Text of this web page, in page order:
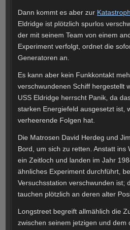
Dann kommt es aber zur
Eldridge ist plötzlich spurlos
der mit seinem Team von einem
Experiment verfolgt, ordnet die
Generatoren an.
Es kann aber kein Funkkontakt
verschwundenen Schiff hergestellt
USS Eldridge herrscht Panik, da
starken Energiefeld ausgesetzt ist,
verheerende Folgen hat.
Die Matrosen David Herdeg und
Bord, um sich zu retten. Anstatt ins
ein Zeitloch und landen im Jahr
ähnliches Experiment durchführt,
Versuchsstation verschwunden ist;
tauchen plötzlich an deren alter
Longstreet begreift allmählich die
zwischen seinem jetzigen und dem